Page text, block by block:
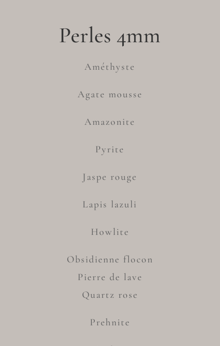
Perles 4mm
Améthyste
Agate mousse
Amazonite
Pyrite
Jaspe rouge
Lapis lazuli
Howlite
Obsidienne flocon
Pierre de lave
Quartz rose
Prehnite